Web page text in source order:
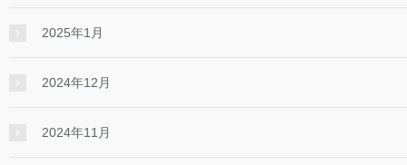
2025年1月
2024年12月
2024年11月